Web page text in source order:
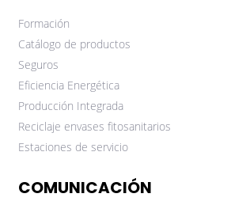
Formación
Catálogo de productos
Seguros
Eficiencia Energética
Producción Integrada
Reciclaje envases fitosanitarios
Estaciones de servicio
COMUNICACIÓN